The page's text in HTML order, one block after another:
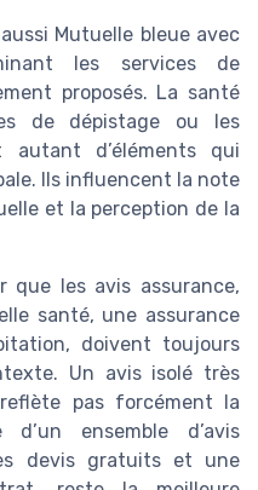
Mutuelle bleue avec
les services de
proposés. La santé
de dépistage ou les
autant d’éléments qui
Ils influencent la note
et la perception de la
que les avis assurance,
santé, une assurance
doivent toujours
Un avis isolé très
pas forcément la
d’un ensemble d’avis
devis gratuits et une